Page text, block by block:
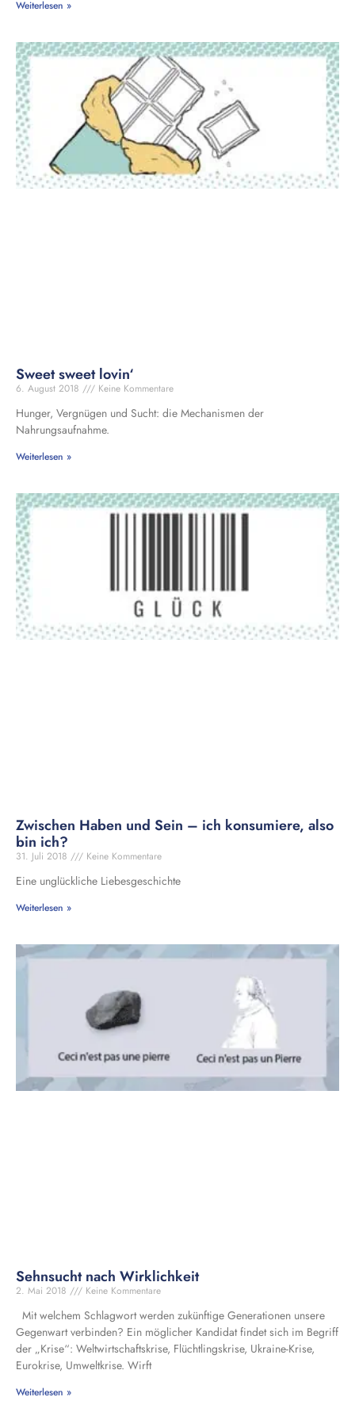
Weiterlesen »
Sweet sweet lovin‘
6. August 2018 Keine Kommentare
Hunger, Vergnügen und Sucht: die Mechanismen der
Nahrungsaufnahme.
Weiterlesen »
Zwischen Haben und Sein – ich konsumiere, also
bin ich?
31. Juli 2018 Keine Kommentare
Eine unglückliche Liebesgeschichte
Weiterlesen »
Sehnsucht nach Wirklichkeit
2. Mai 2018 Keine Kommentare
Mit welchem Schlagwort werden zukünftige Generationen unsere
Gegenwart verbinden? Ein möglicher Kandidat findet sich im Begriff
der „Krise“: Weltwirtschaftskrise, Flüchtlingskrise, Ukraine-Krise,
Eurokrise, Umweltkrise. Wirft
Weiterlesen »